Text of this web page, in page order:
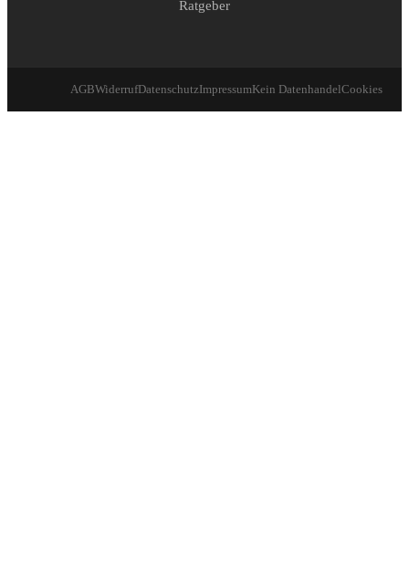
Ratgeber
AGBWiderrufDatenschutzImpressumKein DatenhandelCookies